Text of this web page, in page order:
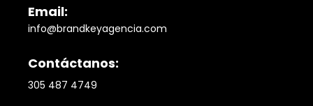
Email:
info@brandkeyagencia.com
Contáctanos:
305 487 4749